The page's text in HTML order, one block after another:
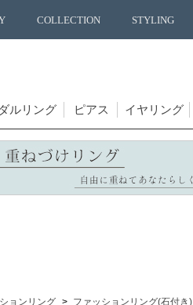
COLLECTION STYLING
ルリング ピアス イヤリング
ョンリング ファッションリング(石付き)